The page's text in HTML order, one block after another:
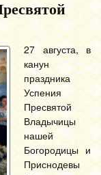
27 августа, в
канун
праздника
Успения
Пресвятой
Владычицы
нашей
Богородицы и
Приснодевы